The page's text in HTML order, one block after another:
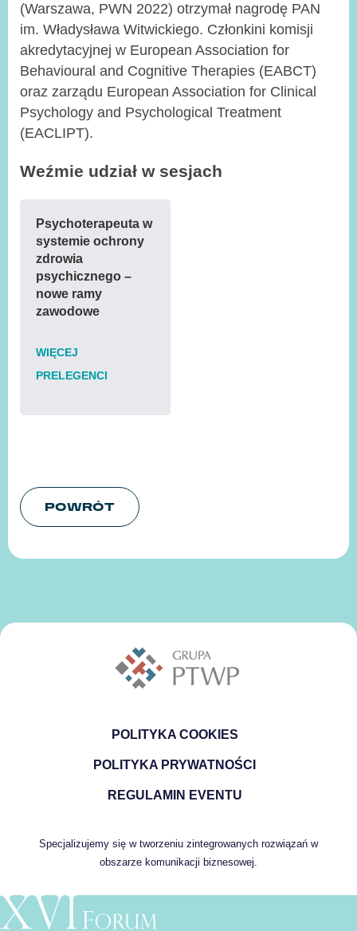
(Warszawa, PWN 2022) otrzymał nagrodę PAN
im. Władysława Witwickiego. Członkini komisji
akredytacyjnej w European Association for
Behavioural and Cognitive Therapies (EABCT)
oraz zarządu European Association for Clinical
Psychology and Psychological Treatment
(EACLIPT).
Weźmie udział w sesjach
Psychoterapeuta w
systemie ochrony
zdrowia
psychicznego –
nowe ramy
zawodowe
WIĘCEJ
PRELEGENCI
POWRÓT
Specjalizujemy się w tworzeniu zintegrowanych rozwiązań w
obszarze komunikacji biznesowej.
POLITYKA COOKIES
POLITYKA PRYWATNOŚCI
REGULAMIN EVENTU